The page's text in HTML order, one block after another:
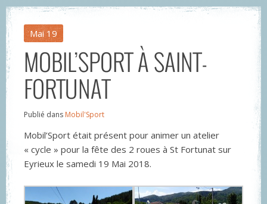
Mai 19
MOBIL’SPORT À SAINT-
FORTUNAT
Publié dans Mobil'Sport
Mobil’Sport était présent pour animer un atelier
« cycle » pour la fête des 2 roues à St Fortunat sur
Eyrieux le samedi 19 Mai 2018.